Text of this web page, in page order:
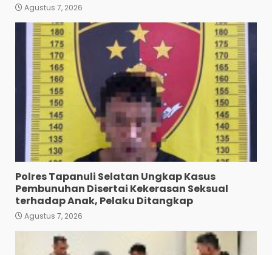
Agustus 7, 2026
Polres Tapanuli Selatan Ungkap Kasus
Pembunuhan Disertai Kekerasan Seksual
terhadap Anak, Pelaku Ditangkap
Agustus 7, 2026
Bhabinkamtibmas Bersama
Babinsa Ringkus Bandar
Narkoba di Paya Bakung.
Agustus 7, 2026
Bawa 10 Butir Pil Ekstasi:
Mahasiswa Terpaksa
Nginap Dibalik Jeruji Besi
Polres Pematang Siantar.
Agustus 5, 2026
6
Pengedar 18 Butir Pil Ekstasi
Meringkuk Dibalik Jeruji Besi
Polres Pematang Siantar
Diduga Mencuri HP: Tiga